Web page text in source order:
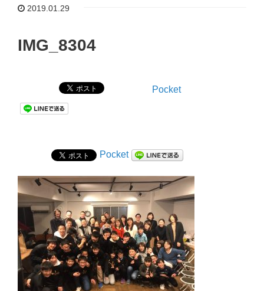
2019.01.29
IMG_8304
Pocket
Pocket